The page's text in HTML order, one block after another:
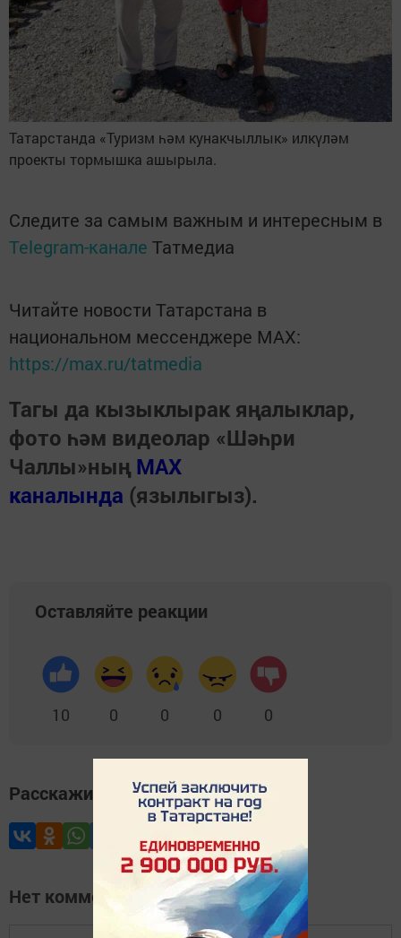
Татарстанда «Туризм һәм кунакчыллык» илкүләм
проекты тормышка ашырыла.
Следите за самым важным и интересным в
Telegram-канале Татмедиа
Читайте новости Татарстана в
национальном мессенджере MАХ:
https://max.ru/tatmedia
Тагы да кызыклырак яңалыклар,
фото һәм видеолар «Шәһри
Чаллы»ның MAX
каналында (язылыгыз).
Оставляйте реакции
10 0 0 0 0
Расскажите друзьям
Нет комментариев